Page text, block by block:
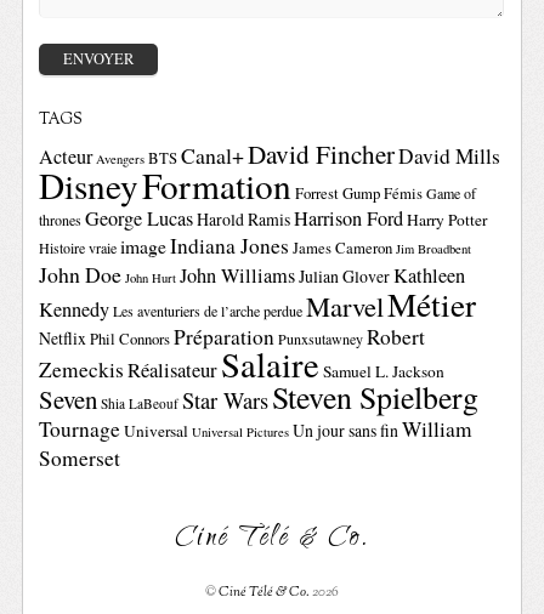
TAGS
Acteur Avengers BTSCanal+David FincherDavid Mills
DisneyFormationForrest GumpFémis Game of
thrones George LucasHarold RamisHarrison FordHarry Potter
Histoire vraie imageIndiana Jones James Cameron Jim Broadbent
John Doe John Hurt John WilliamsJulian GloverKathleen
Kennedy Les aventuriers de l’arche perdue MarvelMétier
NetflixPhil ConnorsPréparation Punxsutawney Robert
ZemeckisRéalisateurSalaire Samuel L. Jackson
Seven Shia LaBeouf Star WarsSteven Spielberg
TournageUniversal Universal Pictures Un jour sans finWilliam
Somerset
Ciné Télé & Co.
©Ciné Télé & Co.2026